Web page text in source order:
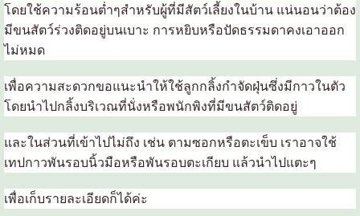
โดยใช้ความร้อนต่ำๆสำหรับผู้ที่มีสัตว์เลี้ยงในบ้าน แน่นอนว่าต้อง
มีขนสัตว์ร่วงติดอยู่บนเบาะ การหยิบหรือปัดธรรมดาคงเอาออก
ไม่หมด
เพื่อความสะดวกขอแนะนำให้ใช้ลูกกลิ้งกำจัดฝุ่นซึ่งมีกาวในตัว
โดยนำไปกลิ้งบริเวณที่นั่งหรือพนักพิงที่มีขนสัตว์ติดอยู่
และในส่วนที่เข้าไปไม่ถึง เช่น ตามซอกหรือตะเข็บ เราอาจใช้
เทปกาวพันรอบนิ้วมือหรือพันรอบตะเกียบ แล้วนำไปแตะๆ
เพื่อเก็บรายละเอียดก็ได้ค่ะ